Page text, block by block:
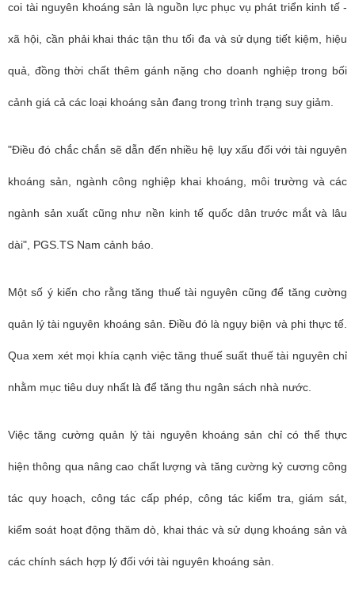
coi tài nguyên khoáng sản là nguồn lực phục vụ phát triển kinh tế -
xã hội, cần phải khai thác tận thu tối đa và sử dụng tiết kiệm, hiệu
quả, đồng thời chất thêm gánh nặng cho doanh nghiệp trong bối
cảnh giá cả các loại khoáng sản đang trong trình trạng suy giảm.
"Điều đó chắc chắn sẽ dẫn đến nhiều hệ lụy xấu đối với tài nguyên
khoáng sản, ngành công nghiệp khai khoáng, môi trường và các
ngành sản xuất cũng như nền kinh tế quốc dân trước mắt và lâu
dài", PGS.TS Nam cảnh báo.
Một số ý kiến cho rằng tăng thuế tài nguyên cũng để tăng cường
quản lý tài nguyên khoáng sản. Điều đó là ngụy biện và phi thực tế.
Qua xem xét mọi khía cạnh việc tăng thuế suất thuế tài nguyên chỉ
nhằm mục tiêu duy nhất là để tăng thu ngân sách nhà nước.
Việc tăng cường quản lý tài nguyên khoáng sản chỉ có thể thực
hiện thông qua nâng cao chất lượng và tăng cường kỷ cương công
tác quy hoạch, công tác cấp phép, công tác kiểm tra, giám sát,
kiểm soát hoạt động thăm dò, khai thác và sử dụng khoáng sản và
các chính sách hợp lý đối với tài nguyên khoáng sản.